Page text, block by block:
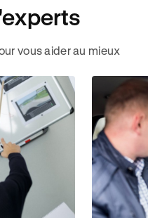
vous aider au mieux